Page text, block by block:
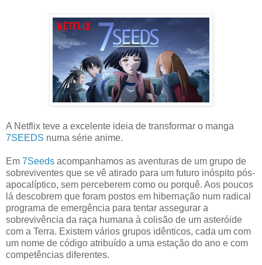
A Netflix teve a excelente ideia de transformar o manga
7SEEDS numa série anime.
Em 7Seeds acompanhamos as aventuras de um grupo de
sobreviventes que se vê atirado para um futuro inóspito pós-
apocalíptico, sem perceberem como ou porquê. Aos poucos
lá descobrem que foram postos em hibernação num radical
programa de emergência para tentar assegurar a
sobrevivência da raça humana à colisão de um asteróide
com a Terra. Existem vários grupos idênticos, cada um com
um nome de código atribuído a uma estação do ano e com
competências diferentes.